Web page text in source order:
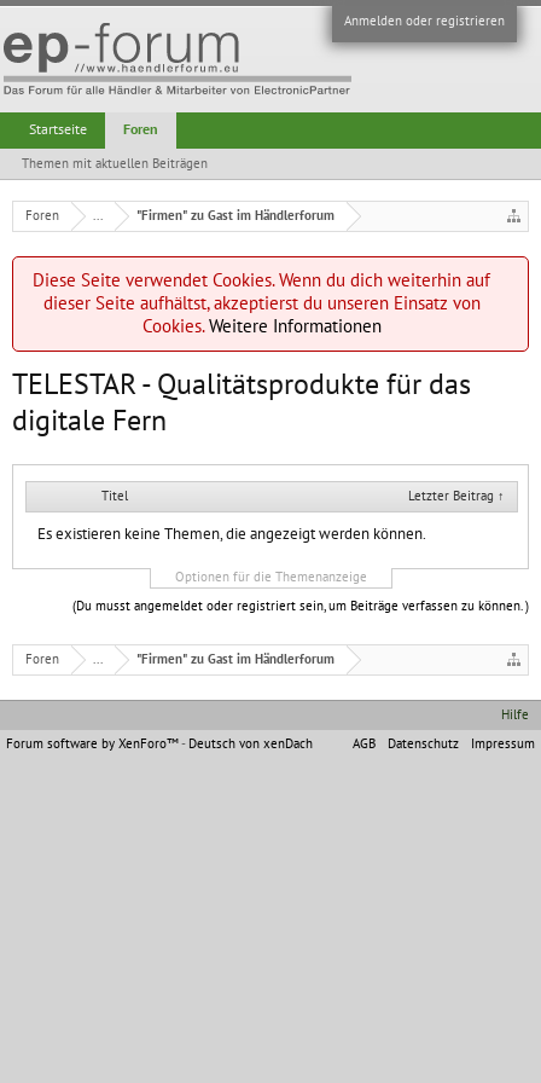
Anmelden oder registrieren
Foren ... "Firmen" zu Gast im Händlerforum
Diese Seite verwendet Cookies. Wenn du dich weiterhin auf
dieser Seite aufhältst, akzeptierst du unseren Einsatz von
Cookies.Weitere Informationen
TELESTAR - Qualitätsprodukte für das
digitale Fern
Titel Letzter Beitrag ↑
Es existieren keine Themen, die angezeigt werden können.
Optionen für die Themenanzeige
(Du musst angemeldet oder registriert sein, um Beiträge verfassen zu können. )
Foren ... "Firmen" zu Gast im Händlerforum
Startseite Foren
Themen mit aktuellen Beiträgen
Hilfe
AGB
Datenschutz Impressum
Forum software by XenForo™- Deutsch von xenDach